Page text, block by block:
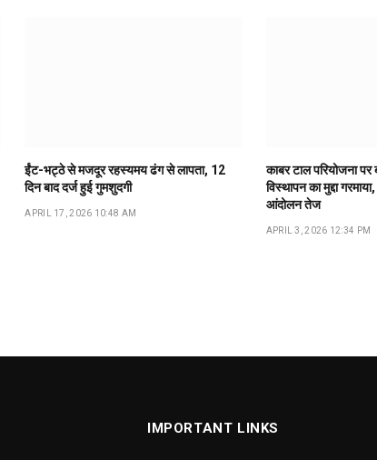
ईंट-भट्ठे से मजदूर रहस्यमय ढंग से लापता, 12
दिन बाद दर्ज हुई गुमशुदगी
APRIL 17, 2026 10:48 AM
काबर टाल परियोजना पर
विस्थापन का मुद्दा
आंदोलन तेज
APRIL 3, 2026 12:34 PM
IMPORTANT LINKS